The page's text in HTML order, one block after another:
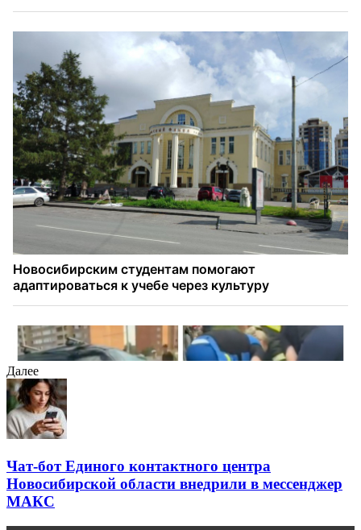
Далее
Чат-бот Единого контактного центра
Новосибирской области внедрили в мессенджер
МАКС